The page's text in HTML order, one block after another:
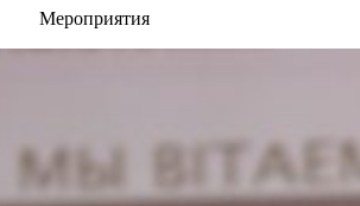
Мероприятия